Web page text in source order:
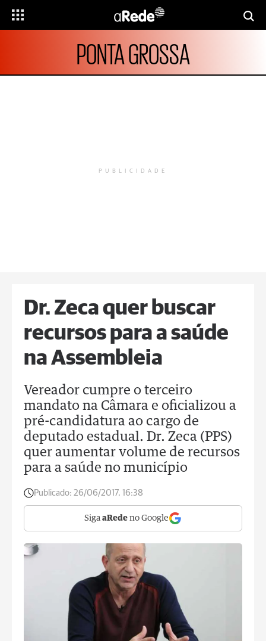
PONTA GROSSA
PUBLICIDADE
Dr. Zeca quer buscar
recursos para a saúde
na Assembleia
Vereador cumpre o terceiro
mandato na Câmara e oficializou a
pré-candidatura ao cargo de
deputado estadual. Dr. Zeca (PPS)
quer aumentar volume de recursos
para a saúde no município
Publicado: 26/06/2017, 16:38
Siga aRede no Google